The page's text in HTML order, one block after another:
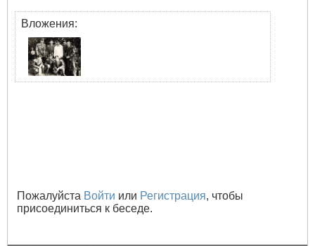
Вложения:
Пожалуйста Войти или Регистрация, чтобы
присоединиться к беседе.